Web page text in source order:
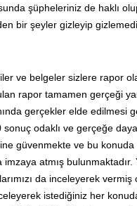
şüpheleriniz de haklı
bir şeyler gizleyip
ve belgeler sizlere rapor
rapor tamamen gerçeği
gerçekler elde edilmesi
sonuç odaklı ve gerçeğe
güvenmekte ve bu konuda
imzaya atmış bulunmaktadır.
da inceleyerek
istediğiniz her